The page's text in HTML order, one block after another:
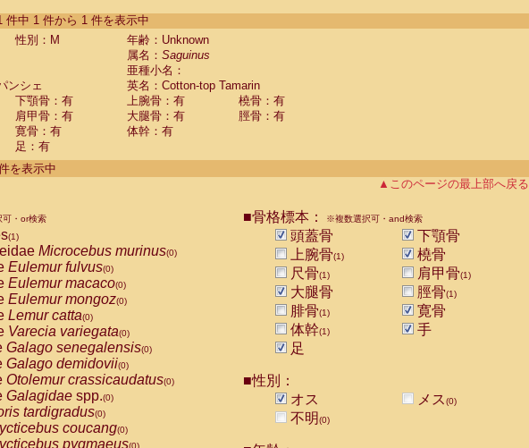
labiatus(0)
Saguinus leucopus (0)
nigricollis (0)
Saguinus oedipus
Saguinus weddelli
Saguinusspp.
Aotus trivirgatus
albifrons
nigrivittatus
boliviensis(0)
sciureus(0)
caraya(0)
fusca(0)
seniculus
spp.(0)
belzebuth(0)
geoffroyi(0)
paniscus(0)
spp.(0)
lagothricha
lagothricha cana
Cacajao calvus rubicundus
件中 1 件から 1 件を表示中
性別：M
年齢：Unknown
属名： Saguinus
亜種小名：
ンシェ
英名：Cotton-top Tamarin
下顎骨：有 上腕骨：有
橈骨：有
肩甲骨：有 大腿骨：有
脛骨：有
寛骨：有
体幹：有
足：有
を表示中
▲このページの最上部へ戻る
・or検索
(1)
Microcebus murinus(0)
Eulemur fulvus(0)
Eulemur macaco(0)
Eulemur mongoz(0)
Lemur catta(0)
Varecia variegata(0)
Galago senegalensis(0)
Galago demidovii(0)
Otolemur crassicaudatus(0)
Galagidae spp.(0)
tardigradus(0)
coucang(0)
pygmaeus(0)
■骨格標本： ※複数選択可・and検索
頭蓋骨
下顎骨
上腕骨(1)
橈骨
尺骨(1) 肩甲骨(1)
大腿骨 脛骨(1)
腓骨(1)
寛骨
体幹(1)
手
足
■性別：
オス
メス(0)
不明(0)